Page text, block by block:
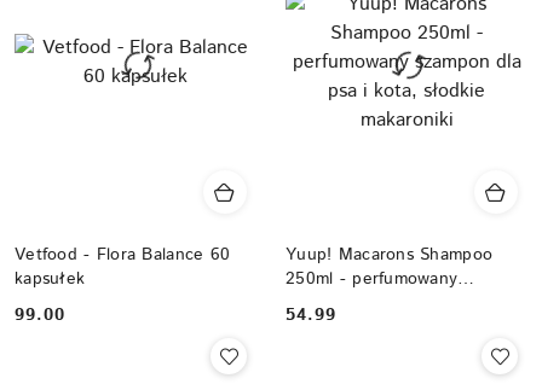
Vetfood - Flora Balance 60
kapsułek
Cena:
99.00
Yuup! Macarons Shampoo
250ml - perfumowany
szampon dla psa i kota,
słodkie makaroniki
Cena:
54.99